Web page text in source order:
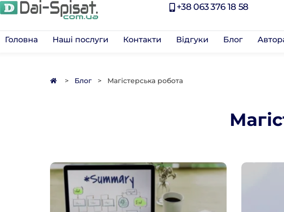
+38 063 376 18 58
Головна Наші послуги Контакти Відгуки Блог
> Блог > Магістерська робота